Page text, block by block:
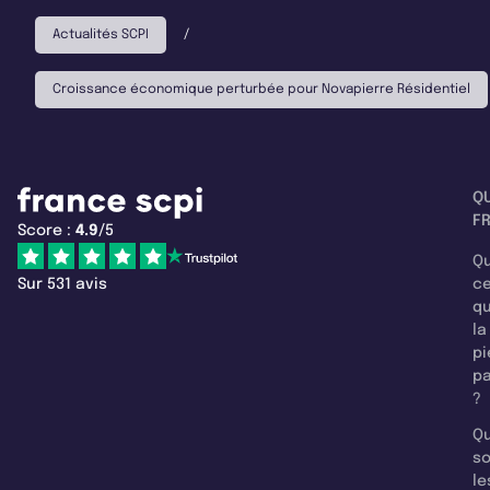
Actualités SCPI /
Croissance économique perturbée pour Novapierre Résidentiel
Score : 4.9/5
Sur 531 avis
la
?